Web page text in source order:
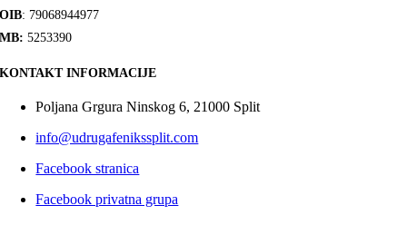
OIB: 79068944977
MB: 5253390
KONTAKT INFORMACIJE
Poljana Grgura Ninskog 6, 21000 Split
info@udrugafenikssplit.com
Facebook stranica
Facebook privatna grupa